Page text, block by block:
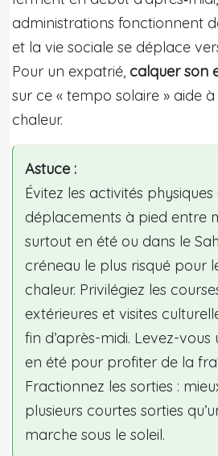
administrations fonctionnent
et la vie sociale se déplace
Pour un expatrié, calquer son
sur ce « tempo solaire » aide
chaleur.
Astuce :
Évitez les activités physiques
déplacements à pied entre
surtout en été ou dans le
créneau le plus risqué pour
chaleur. Privilégiez les
extérieures et visites
fin d’après-midi. Levez-
en été pour profiter de la
Fractionnez les sorties :
plusieurs courtes sorties
marche sous le soleil.